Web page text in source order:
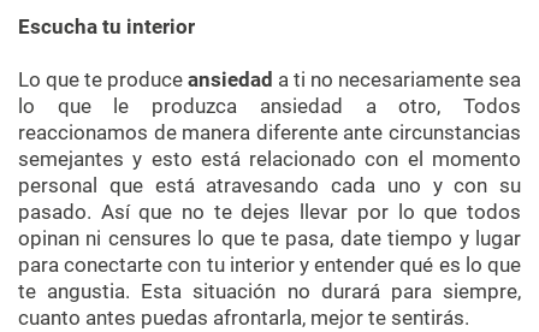
Escucha tu interior
Lo que te produce ansiedad a ti no necesariamente sea
lo que le produzca ansiedad a otro, Todos
reaccionamos de manera diferente ante circunstancias
semejantes y esto está relacionado con el momento
personal que está atravesando cada uno y con su
pasado. Así que no te dejes llevar por lo que todos
opinan ni censures lo que te pasa, date tiempo y lugar
para conectarte con tu interior y entender qué es lo que
te angustia. Esta situación no durará para siempre,
cuanto antes puedas afrontarla, mejor te sentirás.